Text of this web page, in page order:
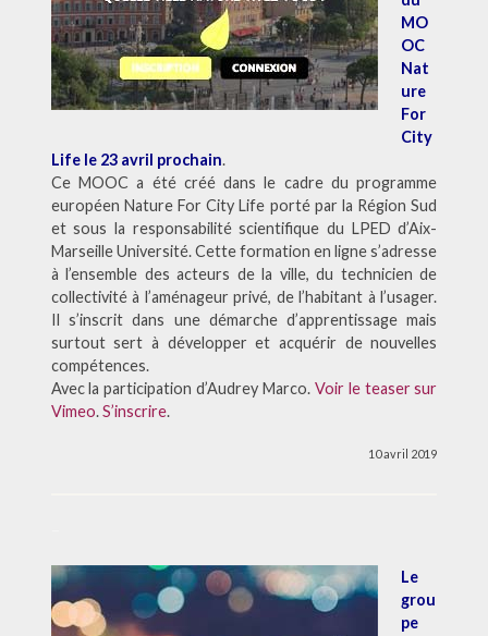
MO
OC
Nat
ure
For
City
Life le 23 avril prochain.
Ce MOOC a été créé dans le cadre du programme
européen Nature For City Life porté par la Région Sud
et sous la responsabilité scientifique du LPED d’Aix-
Marseille Université. Cette formation en ligne s’adresse
à l’ensemble des acteurs de la ville, du technicien de
collectivité à l’aménageur privé, de l’habitant à l’usager.
Il s’inscrit dans une démarche d’apprentissage mais
surtout sert à développer et acquérir de nouvelles
compétences.
Avec la participation d’Audrey Marco. Voir le teaser sur
Vimeo.S’inscrire.
10 avril 2019
Le
grou
pe